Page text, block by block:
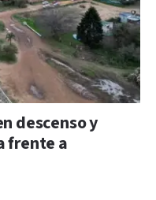
descenso y
frente a